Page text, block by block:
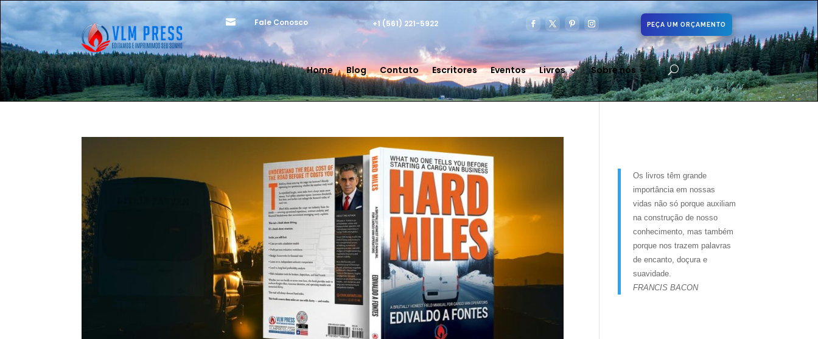
 Fale Conosco +1 (561) 221-5922 PEÇA UM ORÇAMENTO
Home Blog Contato Escritores Eventos Livros Sobre nós
Os livros têm grande
importância em nossas
vidas não só porque auxiliam
na construção de nosso
conhecimento, mas também
porque nos trazem palavras
de encanto, doçura e
suavidade.
FRANCIS BACON